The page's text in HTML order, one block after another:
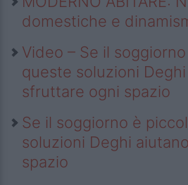
domestiche e
Video – Se il
queste soluzioni
sfruttare ogni spazio
Se il soggiorno è
soluzioni Deghi
spazio